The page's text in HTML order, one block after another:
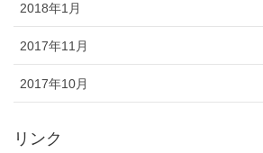
2018年1月
2017年11月
2017年10月
リンク